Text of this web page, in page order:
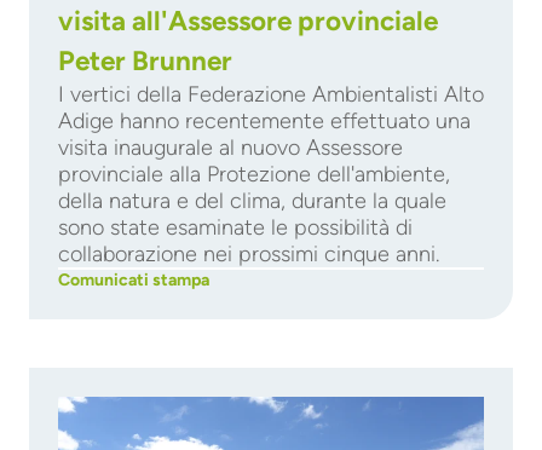
visita all'Assessore provinciale
Peter Brunner
I vertici della Federazione Ambientalisti Alto
Adige hanno recentemente effettuato una
visita inaugurale al nuovo Assessore
provinciale alla Protezione dell'ambiente,
della natura e del clima, durante la quale
sono state esaminate le possibilità di
collaborazione nei prossimi cinque anni.
Comunicati stampa